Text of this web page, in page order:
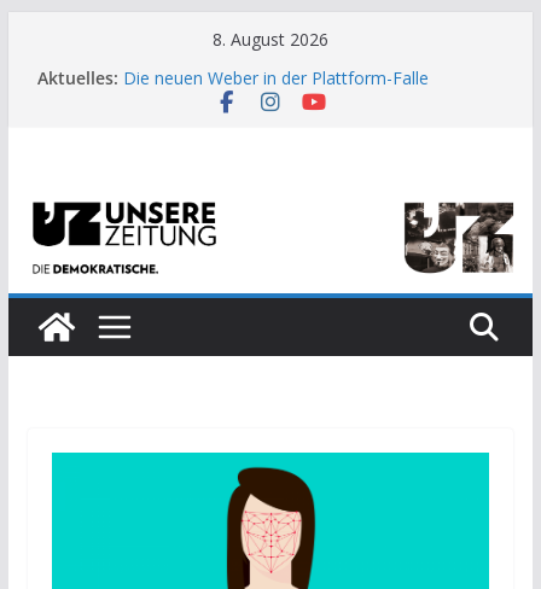
8. August 2026
Aktuelles: Die neuen Weber in der Plattform-Falle
Moment der Woche: Die Heuschrecke
US-Wahl: Arzt aus Detroit besiegt 70-Millionen-
Dollar-Lobby